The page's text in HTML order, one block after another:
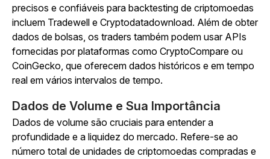
precisos e confiáveis para backtesting de criptomoedas
incluem Tradewell e Cryptodatadownload. Além de obter
dados de bolsas, os traders também podem usar APIs
fornecidas por plataformas como CryptoCompare ou
CoinGecko, que oferecem dados históricos e em tempo
real em vários intervalos de tempo.
Dados de Volume e Sua Importância
Dados de volume são cruciais para entender a
profundidade e a liquidez do mercado. Refere-se ao
número total de unidades de criptomoedas compradas e